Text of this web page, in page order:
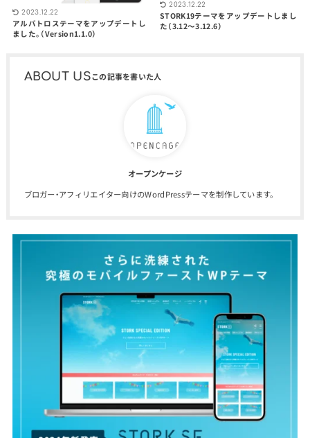
2023.12.22
アルバトロステーマをアップデートし
ました。（Version1.1.0）
2023.12.22
STORK19テーマをアップデートしまし
た（3.12〜3.12.6）
ABOUT US
オープンケージ
ブロガー・アフィリエイター向けのWordPressテーマを制作しています。